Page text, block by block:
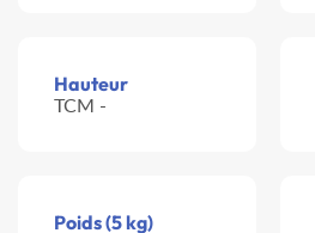
Hauteur
TCM -
Poids (5 kg)